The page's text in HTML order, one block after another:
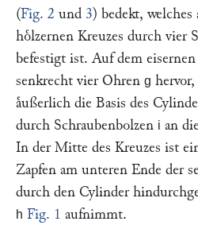
(Fig. 2 und 3) bedekt, welches
hoͤlzernen Kreuzes durch vier
befestigt ist. Auf dem
senkrecht vier Ohren g
aͤußerlich die Basis des
durch Schraubenbolzen i an
In der Mitte des Kreuzes ist
Zapfen am unteren Ende der
durch den Cylinder
h Fig. 1 aufnimmt.